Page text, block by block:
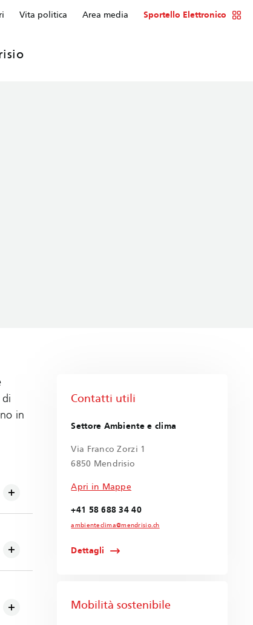
Vita politica Area media Sportello Elettronico
in
Contatti utili
Settore Ambiente e clima
Via Franco Zorzi 1
6850 Mendrisio
Apri in Mappe
+41 58 688 34 40
ambienteclima@mendrisio.ch
Dettagli
Mobilità sostenibile